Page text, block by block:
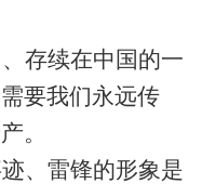
存续在中国的一
要我们永远传
。
、雷锋的形象是